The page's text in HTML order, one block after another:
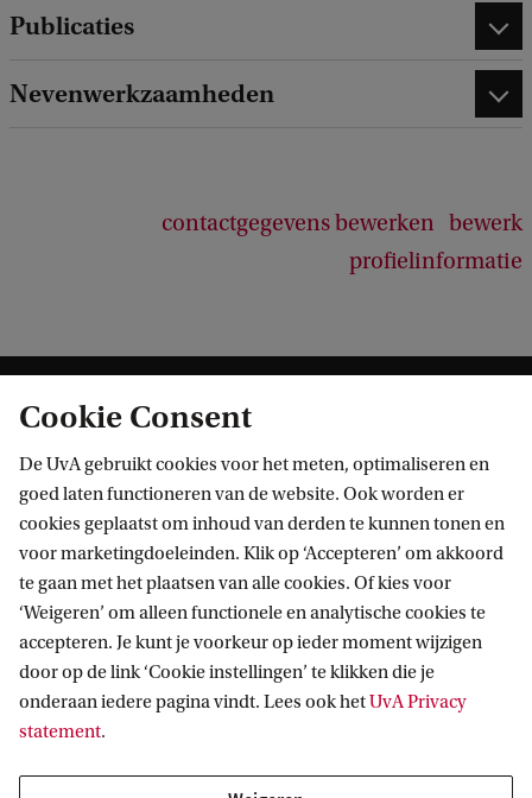
Publicaties
Nevenwerkzaamheden
contactgegevens bewerken bewerk
profielinformatie
Informatie voor
Bachelorstudiekiezers
Masterstudiekiezers
UvA-studenten
Medewerkers
Journalisten
Alumni
Direct naar
Webmail
Bibliotheek
Vacatures
Huisstijl
Contact
UvA op social media
Cookie Consent
De UvA gebruikt cookies voor het meten, optimaliseren en
goed laten functioneren van de website. Ook worden er
cookies geplaatst om inhoud van derden te kunnen tonen en
voor marketingdoeleinden. Klik op ‘Accepteren’ om akkoord
te gaan met het plaatsen van alle cookies. Of kies voor
‘Weigeren’ om alleen functionele en analytische cookies te
accepteren. Je kunt je voorkeur op ieder moment wijzigen
door op de link ‘Cookie instellingen’ te klikken die je
onderaan iedere pagina vindt. Lees ook hetUvA Privacy
statement.
c
k